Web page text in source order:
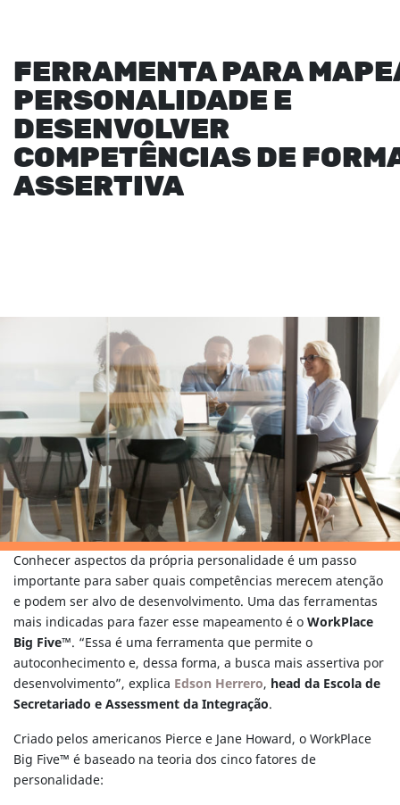
FERRAMENTA PARA
PERSONALIDADE E
DESENVOLVER
COMPETÊNCIAS DE
ASSERTIVA
Conhecer aspectos da própria personalidade é um passo
importante para saber quais competências merecem atenção
e podem ser alvo de desenvolvimento. Uma das ferramentas
mais indicadas para fazer esse mapeamento é oWorkPlace
Big Five™. “Essa é uma ferramenta que permite o
autoconhecimento e, dessa forma, a busca mais assertiva por
desenvolvimento”, explica Edson Herrero, head da Escola de
Secretariado e Assessment da Integração.
Criado pelos americanos Pierce e Jane Howard, o WorkPlace
Big Five™ é baseado na teoria dos cinco fatores de
personalidade: